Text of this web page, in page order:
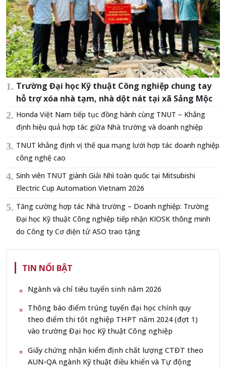
Trường Đại học Kỹ thuật Công nghiệp chung tay
hỗ trợ xóa nhà tạm, nhà dột nát tại xã Sảng Mộc
Honda Việt Nam tiếp tục đồng hành cùng TNUT – Khẳng
định hiệu quả hợp tác giữa Nhà trường và doanh nghiệp
TNUT khẳng định vị thế qua mạng lưới hợp tác doanh nghiệp
công nghệ cao
Sinh viên TNUT giành Giải Nhì toàn quốc tại Mitsubishi
Electric Cup Automation Vietnam 2026
Tăng cường hợp tác Nhà trường – Doanh nghiệp: Trường
Đại học Kỹ thuật Công nghiệp tiếp nhận KIOSK thông minh
do Công ty Cơ điện tử ASO trao tặng
TIN NỔI BẬT
Ngành và chỉ tiêu tuyển sinh năm 2026
Thông báo điểm trúng tuyển đại học chính quy
theo điểm thi tốt nghiệp THPT năm 2024 (đợt 1)
vào trường Đại học Kỹ thuật Công nghiệp
Giấy chứng nhận kiểm định chất lượng CTĐT theo
AUN-QA ngành Kỹ thuật điều khiển và Tự động